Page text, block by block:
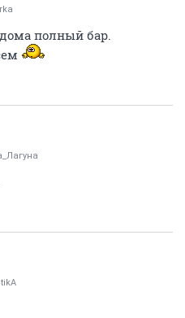
в Миллениум- то бишь
мужукам всяко